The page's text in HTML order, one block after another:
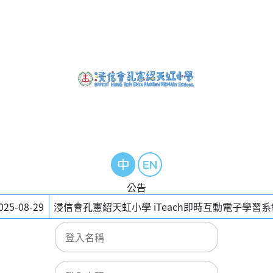
公告
08-29
浸信會孔憲紹天虹小學 iTeach即時互動電子學習